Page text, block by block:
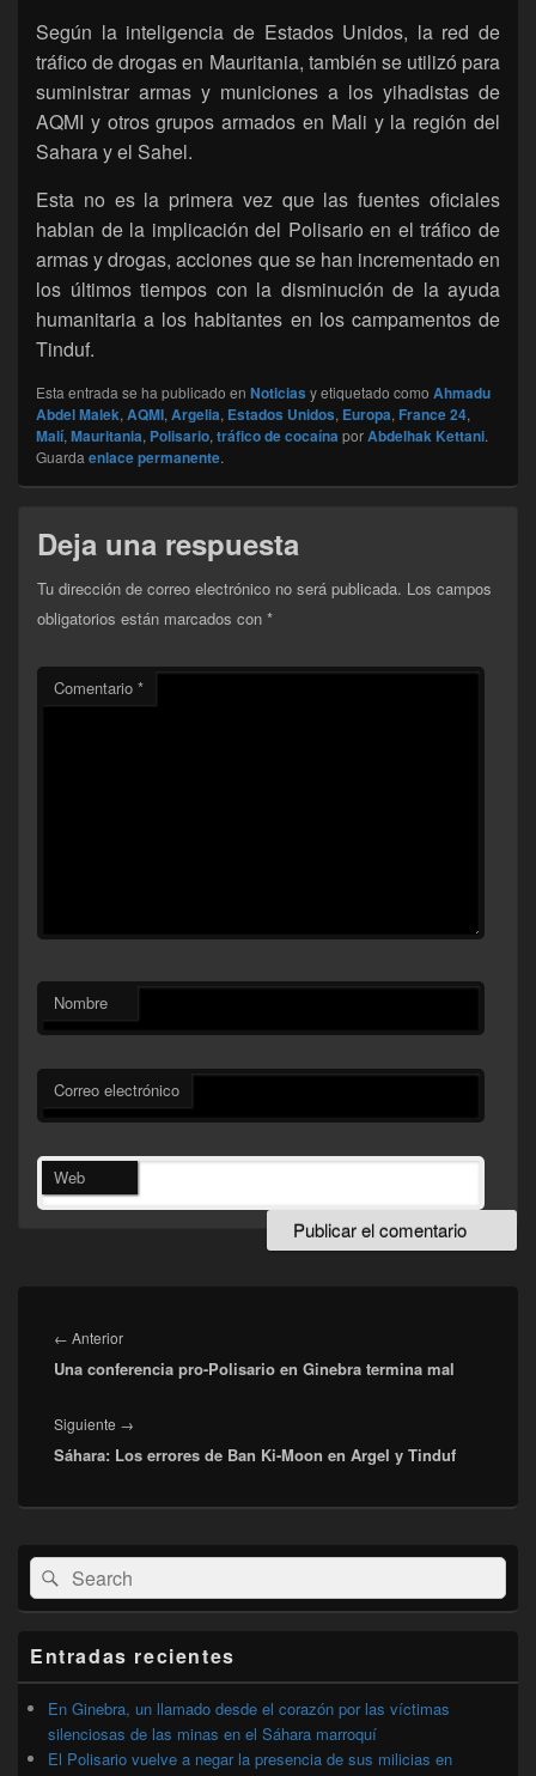
Según la inteligencia de Estados Unidos, la red de
tráfico de drogas en Mauritania, también se utilizó para
suministrar armas y municiones a los yihadistas de
AQMI y otros grupos armados en Mali y la región del
Sahara y el Sahel.
Esta no es la primera vez que las fuentes oficiales
hablan de la implicación del Polisario en el tráfico de
armas y drogas, acciones que se han incrementado en
los últimos tiempos con la disminución de la ayuda
humanitaria a los habitantes en los campamentos de
Tinduf.
Esta entrada se ha publicado en Noticias y etiquetado como Ahmadu
Abdel Malek, AQMI, Argelia, Estados Unidos, Europa, France 24,
Malí, Mauritania, Polisario, tráfico de cocaína porAbdelhak Kettani.
Guarda enlace permanente.
Deja una respuesta
Tu dirección de correo electrónico no será publicada. Los campos
obligatorios están marcados con *
Comentario *
Nombre
Correo electrónico
Web
de
entradas
← AnteriorEntrada
anterior:
Una conferencia pro-Polisario en Ginebra termina mal
Siguiente →
siguiente:
Sáhara: Los errores de Ban Ki-Moon en Argel y Tinduf
El
área
de
widget
lateral
primaria
Buscar
por:
Buscar
Entradas recientes
En Ginebra, un llamado desde el corazón por las víctimas
silenciosas de las minas en el Sáhara marroquí
El Polisario vuelve a negar la presencia de sus milicias en